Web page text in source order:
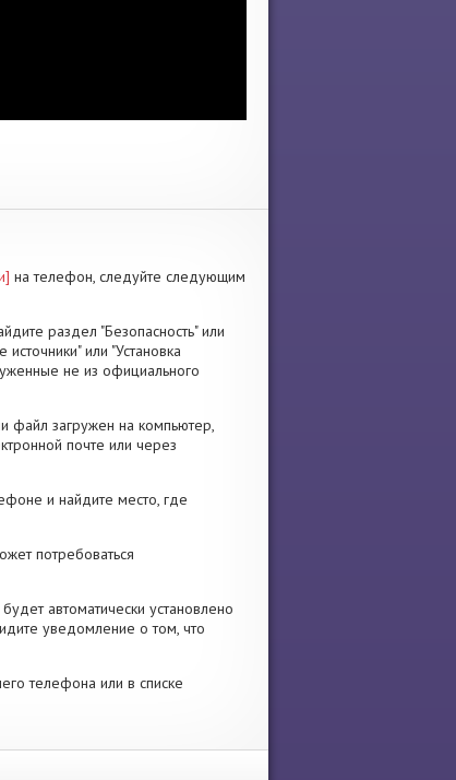
на телефон, следуйте следующим
раздел "Безопасность" или
или "Установка
не из официального
файл загружен на компьютер,
почте или через
и найдите место, где
потребоваться
автоматически установлено
уведомление о том, что
телефона или в списке